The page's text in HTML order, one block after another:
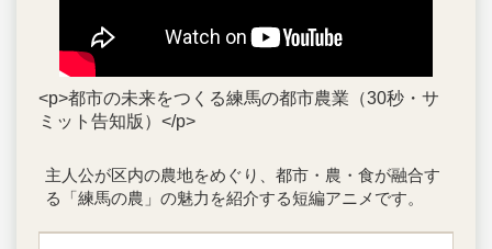
<p>都市の未来をつくる練馬の都市農業（30秒・サ
ミット告知版）</p>
主人公が区内の農地をめぐり、都市・農・食が融合す
る「練馬の農」の魅力を紹介する短編アニメです。